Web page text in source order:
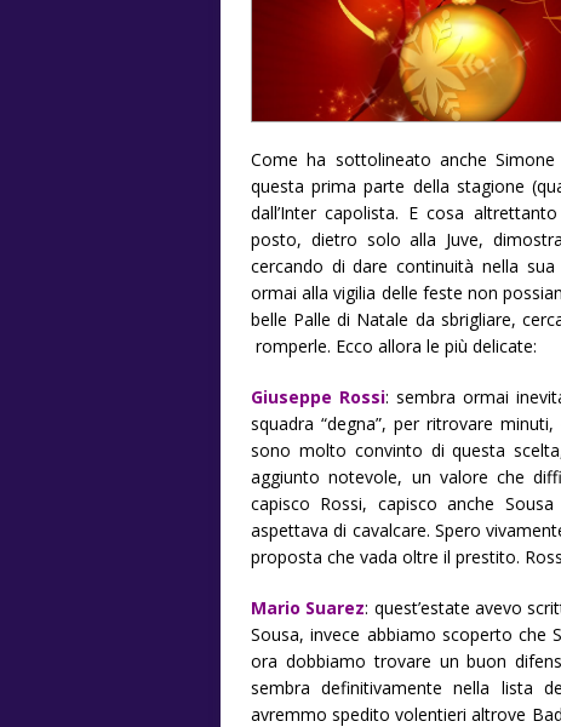
Come ha sottolineato anche
questa prima parte della stagione
dall’Inter capolista. E cosa
posto, dietro solo alla Juve,
cercando di dare continuità nella
ormai alla vigilia delle feste non
belle Palle di Natale da sbrigliare,
romperle. Ecco allora le più delicate:
Giuseppe Rossi: sembra ormai
squadra “degna”, per ritrovare
sono molto convinto di questa
aggiunto notevole, un valore che
capisco Rossi, capisco anche
aspettava di cavalcare. Spero
proposta che vada oltre il prestito.
Mario Suarez: quest’estate avevo
Sousa, invece abbiamo scoperto
ora dobbiamo trovare un buon
sembra definitivamente nella lista
avremmo spedito volentieri altrove